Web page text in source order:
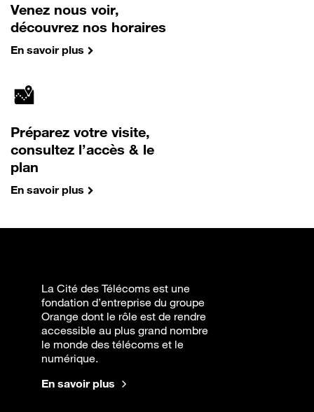
Venez nous voir,
découvrez nos horaires
En savoir plus
Préparez votre visite,
consultez l’accès & le
plan
En savoir plus
La Cité des Télécoms est une
fondation d’entreprise du groupe
Orange dont le rôle est de rendre
accessible au plus grand nombre
le monde des télécoms et le
numérique.
En savoir plus